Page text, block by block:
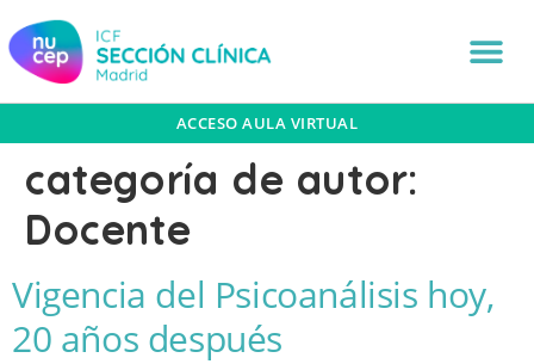
ACCESO AULA VIRTUAL
categoría de autor:
Docente
Vigencia del Psicoanálisis hoy,
20 años después